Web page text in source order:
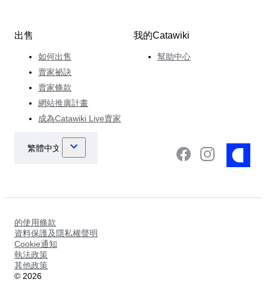
出售
如何出售
賣家祕訣
賣家條款
網站推廣計畫
成為Catawiki Live賣家
我的Catawiki
幫助中心
的使用條款
資料保護及隱私權聲明
Cookie通知
執法政策
其他政策
© 2026